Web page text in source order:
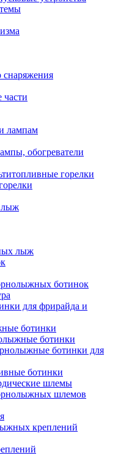
снаряжения
части
лампам
обогреватели
горелки
лыж
лыж
ботинок
для фрирайда и
ботинки
ботинки
ботинки для
ботинки
шлемы
шлемов
креплений